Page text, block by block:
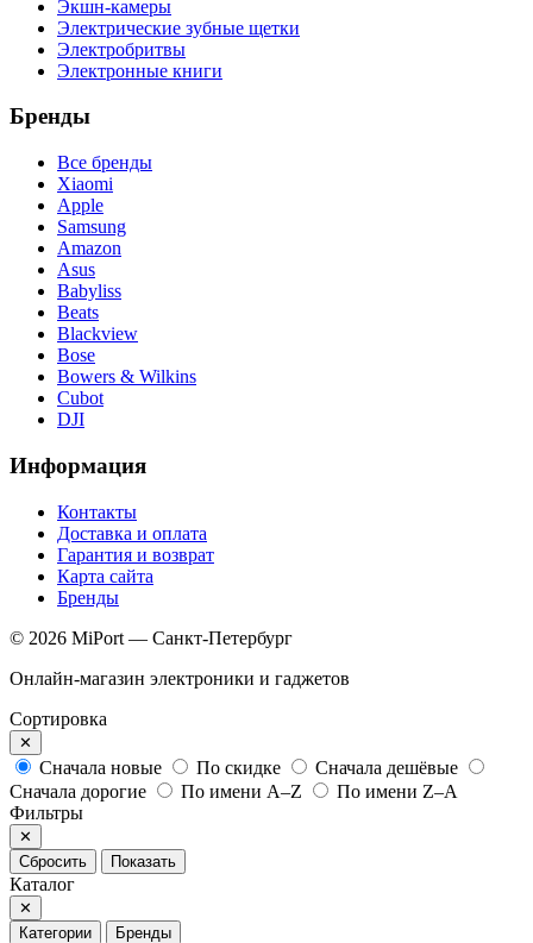
Экшн-камеры
Электрические зубные щетки
Электробритвы
Электронные книги
Бренды
Все бренды
Xiaomi
Apple
Samsung
Amazon
Asus
Babyliss
Beats
Blackview
Bose
Bowers & Wilkins
Cubot
DJI
Информация
Контакты
Доставка и оплата
Гарантия и возврат
Карта сайта
Бренды
© 2026 MiPort — Санкт-Петербург
Онлайн-магазин электроники и гаджетов
Сортировка
✕
Сначала новые По скидке
Сначала дешёвые
Сначала дорогие
По имени A–Z
По имени Z–A
Фильтры
✕
Сбросить
Показать
Каталог
✕
Категории
Бренды